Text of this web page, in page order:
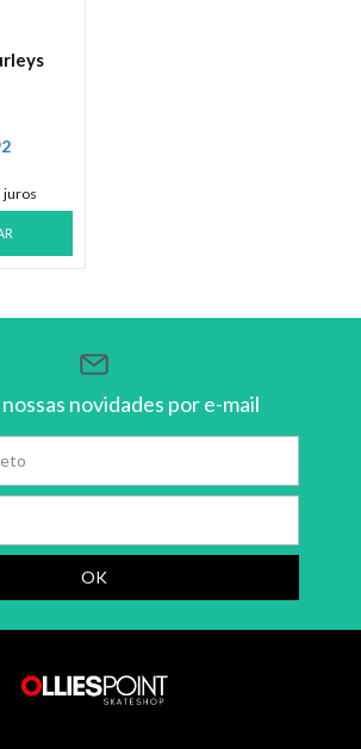
juros
novidades por e-mail